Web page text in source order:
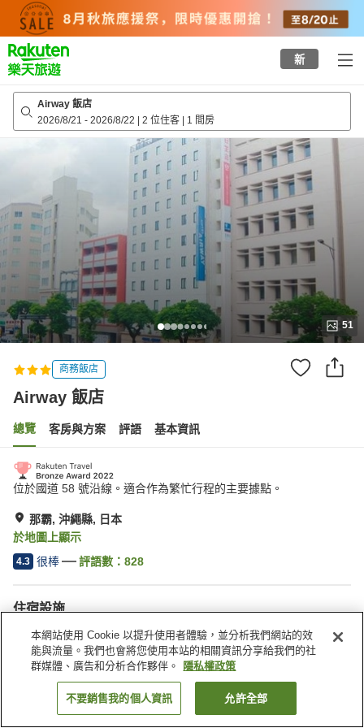
top
page
新
Airway 飯店
2026/8/21 - 2026/8/22 | 2 位住客 | 1 間房
51
商務飯店
Airway 飯店
總覽 客房與方案 評語 基本資訊
位於國道 58 號沿線。適合作為繁忙行程的主要據點。
那霸, 沖繩縣, 日本
於地圖上顯示
4.3 很棒 評語數： 828
住宿設施
Spa／美容沙龍
餐廳
自動販賣機
商店
日本 沖繩縣 那霸 Airway 飯店
找客房
本網站使用 Cookie 以提升使用者體驗，並分析我們網站的效
能與流量。我們也會將您使用本站的相關資訊分享給我們的社
群媒體、廣告和分析合作夥伴。
隱私權政策
不要銷售我的個人資訊 允許全部